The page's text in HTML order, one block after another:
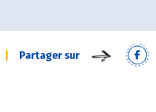
Partager sur